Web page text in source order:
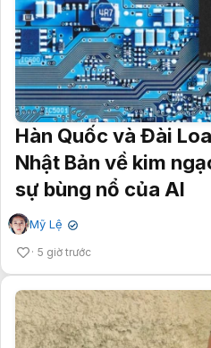
Hàn Quốc và Đài
Nhật Bản về kim
sự bùng nổ của AI
Mỹ Lệ ✔
5 giờ trước